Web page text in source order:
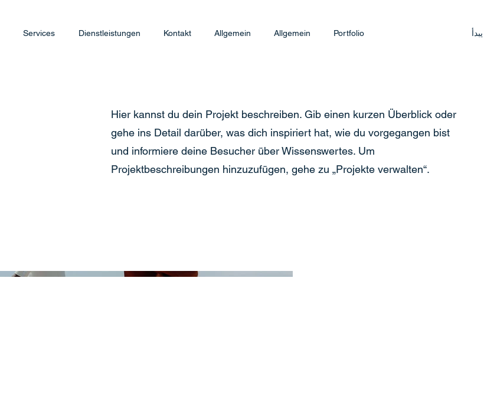
Services Dienstleistungen Kontakt Allgemein Allgemein Portfolio يبدأ
Hier kannst du dein Projekt beschreiben. Gib einen kurzen Überblick oder
gehe ins Detail darüber, was dich inspiriert hat, wie du vorgegangen bist
und informiere deine Besucher über Wissenswertes. Um
Projektbeschreibungen hinzuzufügen, gehe zu „Projekte verwalten“.